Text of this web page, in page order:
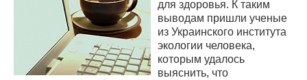
для здоровья. К таким
выводам пришли ученые
из Украинского института
экологии человека,
которым удалось
выяснить, что